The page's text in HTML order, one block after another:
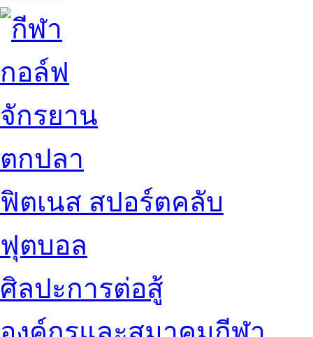
กอล์ฟ
จักรยาน
ตกปลา
ฟิตเนส สปอร์ตคลับ
ฟุตบอล
ศิลปะการต่อสู้